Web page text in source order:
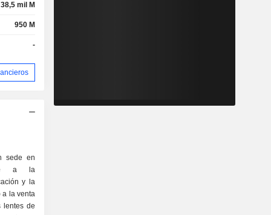
38,5 mil M
950 M
-
sede en
a la
y la
a la venta
lentes de